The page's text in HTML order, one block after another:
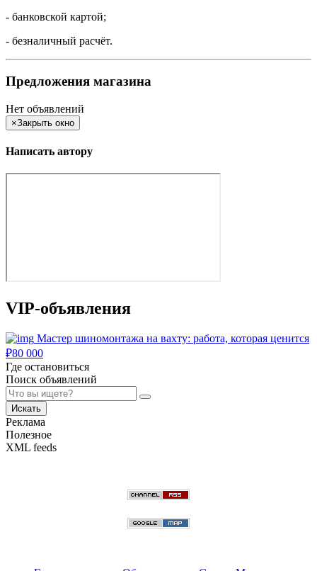
- банковской картой;
- безналичный расчёт.
Предложения магазина
Нет объявлений
×Закрыть окно
Написать автору
VIP-объявления
Мастер шиномонтажа на вахту: работа, которая ценится
₽80 000
Где остановиться
Поиск объявлений
Искать
Реклама
Полезное
XML feeds